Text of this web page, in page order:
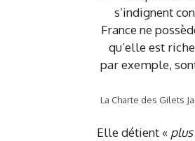
La Charte des Gilets
Elle détient «